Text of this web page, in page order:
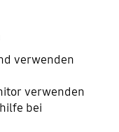
verwenden
verwenden
bei